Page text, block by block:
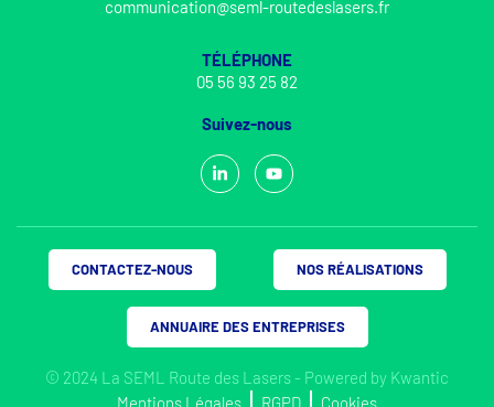
communication@seml-routedeslasers.fr
TÉLÉPHONE
05 56 93 25 82
Suivez-nous
© 2024 La SEML Route des Lasers - Powered by Kwantic
Mentions Légales
RGPD Cookies
CONTACTEZ-NOUS NOS RÉALISATIONS
ANNUAIRE DES ENTREPRISES